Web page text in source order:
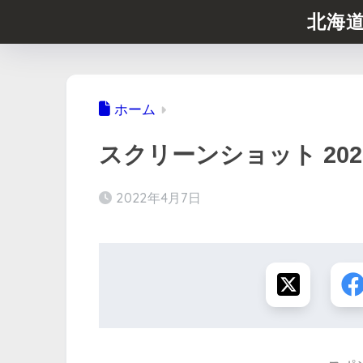
北海
ホーム
スクリーンショット
2022年4月7日